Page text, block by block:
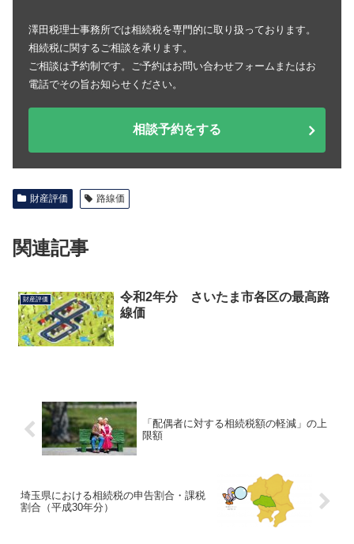
澤田税理士事務所では相続税を専門的に取り扱っております。
相続税に関するご相談を承ります。
ご相談は予約制です。ご予約はお問い合わせフォームまたはお
電話でその旨お知らせください。
相談予約をする
財産評価 路線価
関連記事
財産評価
令和2年分 さいたま市各区の最高路
線価
「配偶者に対する相続税額の軽減」の上
限額
埼玉県における相続税の申告割合・課税
割合（平成30年分）